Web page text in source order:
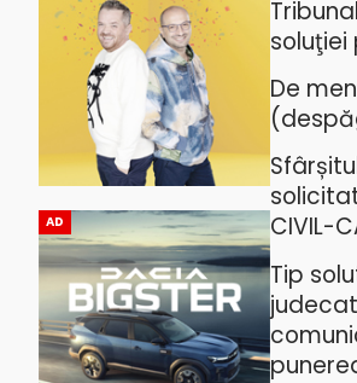
AD
soluţiei
De
CIVIL-
Tip